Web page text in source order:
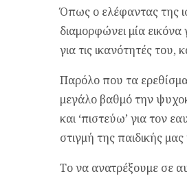
Όπως ο ελέφαντας της
διαμορφώνει μία
για τις ικανότητές του,
Παρόλο που τα
μεγάλο βαθμό την
και ‘πιστεύω’ για τον
στιγμή της παιδικής
Το να ανατρέξουμε σε